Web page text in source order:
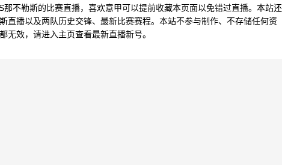
那不勒斯的比赛直播，喜欢意甲可以提前收藏本页面以免错过直播。本站还
直播以及两队历史交锋、最新比赛赛程。本站不参与制作、不存储任何资
无效，请进入主页查看最新直播新号。